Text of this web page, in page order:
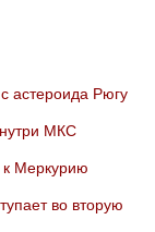
астероида Рюгу
МКС
к Меркурию
во вторую